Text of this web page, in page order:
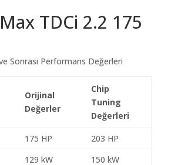
TDCi 2.2 175
Sonrası Performans Değerleri
Orijinal
Değerler
Chip
Tuning
Değerleri
175 HP
203 HP
129 kW
150 kW